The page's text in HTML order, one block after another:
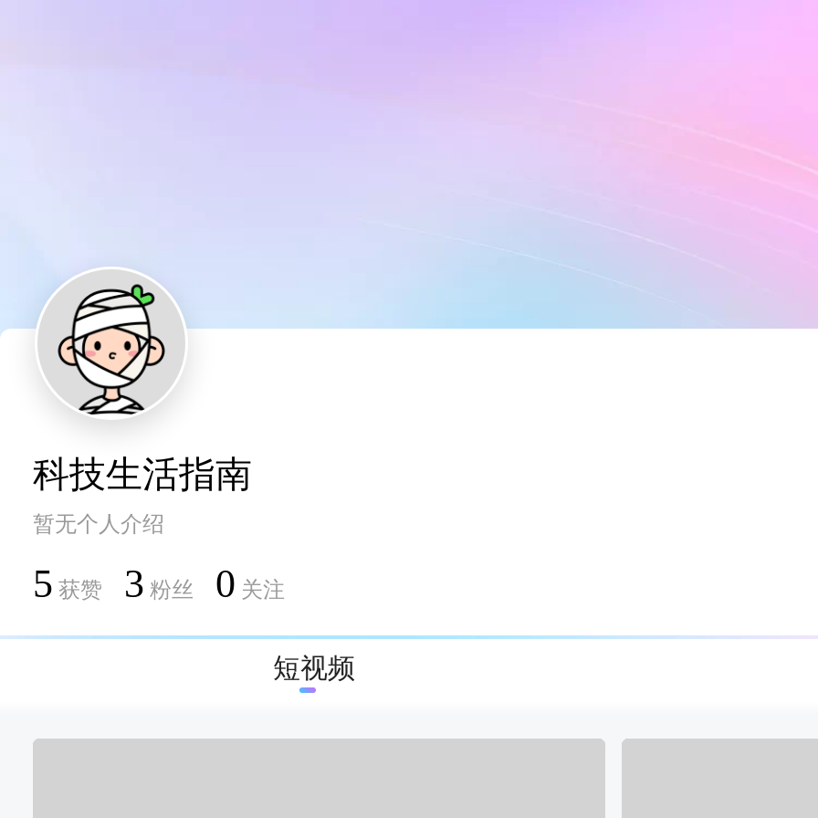
科技生活指南
暂无个人介绍
5 获赞 3 粉丝 0 关注
短视频